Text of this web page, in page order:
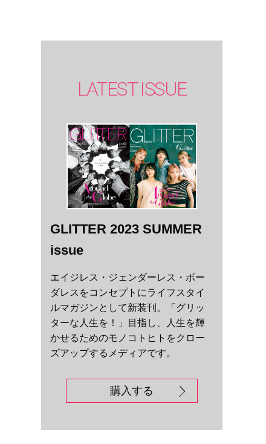
LATEST ISSUE
GLITTER 2023 SUMMER
issue
エイジレス・ジェンダーレス・ボー
ダレスをコンセプトにライフスタイ
ルマガジンとして新装刊。「グリッ
ターな人生を！」目指し、人生を輝
かせるためのモノコトヒトをクロー
ズアップするメディアです。
購入する